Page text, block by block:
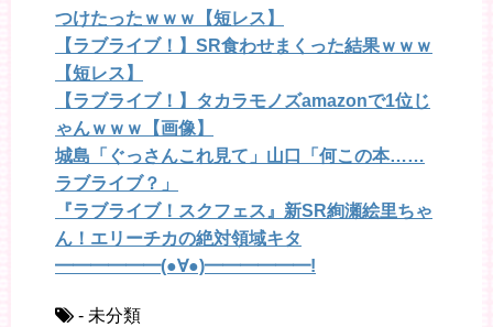
つけたったｗｗｗ【短レス】
【ラブライブ！】SR食わせまくった結果ｗｗｗ
【短レス】
【ラブライブ！】タカラモノズamazonで1位じ
ゃんｗｗｗ【画像】
城島「ぐっさんこれ見て」山口「何この本……
ラブライブ？」
『ラブライブ！スクフェス』新SR絢瀬絵里ちゃ
ん！エリーチカの絶対領域キタ
━━━━━━(●∀●)━━━━━━!
- 未分類